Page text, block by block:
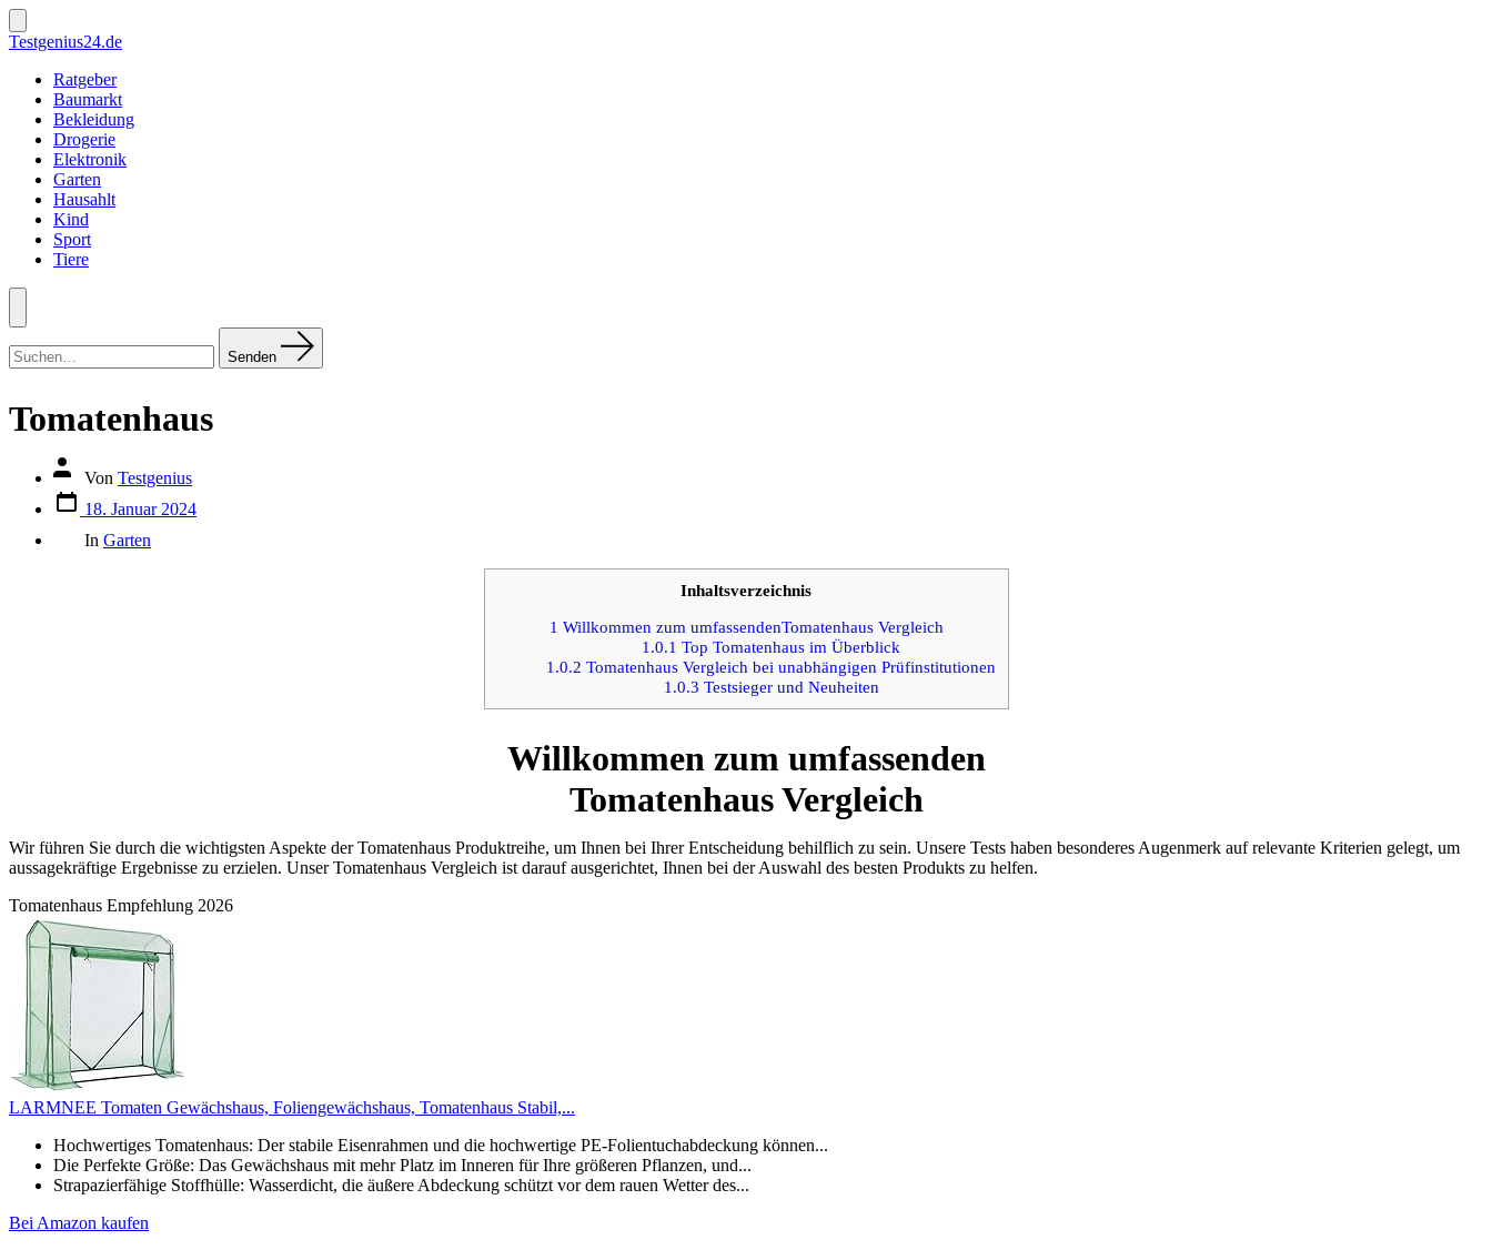
Zum
Inhalt
springen
Suche
ein-/ausblenden
Testgenius24.de
Ratgeber
Baumarkt
Bekleidung
Drogerie
Elektronik
Garten
Hausahlt
Kind
Sport
Tiere
Menü
nach:
Senden
Tomatenhaus
Autor
Beitrags
Von Testgenius
Datum
des
Beitrags
18. Januar 2024
In Garten
Inhaltsverzeichnis
1 Willkommen zum umfassendenTomatenhaus Vergleich
1.0.1 Top Tomatenhaus im Überblick
1.0.2 Tomatenhaus Vergleich bei unabhängigen Prüfinstitutionen
1.0.3 Testsieger und Neuheiten
Willkommen zum umfassenden
Tomatenhaus Vergleich
Wir führen Sie durch die wichtigsten Aspekte der Tomatenhaus Produktreihe, um Ihnen bei Ihrer Entscheidung behilflich zu sein. Unsere Tests haben besonderes Augenmerk auf relevante Kriterien gelegt, um
aussagekräftige Ergebnisse zu erzielen. Unser Tomatenhaus Vergleich ist darauf ausgerichtet, Ihnen bei der Auswahl des besten Produkts zu helfen.
Tomatenhaus Empfehlung 2026
LARMNEE Tomaten Gewächshaus, Foliengewächshaus, Tomatenhaus Stabil,...
Hochwertiges Tomatenhaus: Der stabile Eisenrahmen und die hochwertige PE-Folientuchabdeckung können...
Die Perfekte Größe: Das Gewächshaus mit mehr Platz im Inneren für Ihre größeren Pflanzen, und...
Strapazierfähige Stoffhülle: Wasserdicht, die äußere Abdeckung schützt vor dem rauen Wetter des...
Bei Amazon kaufen